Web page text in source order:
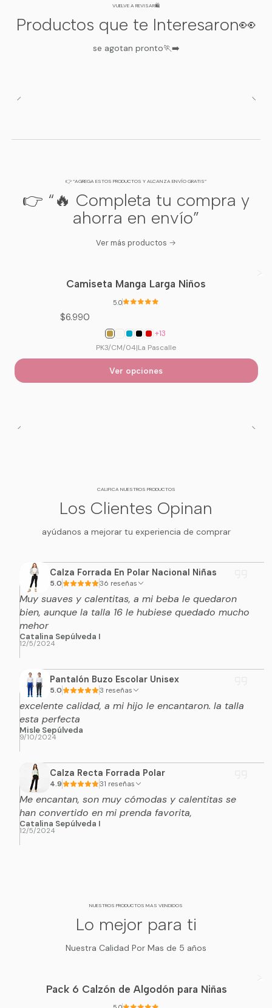
VUELVE A REVISAR🛍️
Productos que te Interesaron👀
se agotan pronto🏃‍➡️
👉 “AGREGA ESTOS PRODUCTOS Y ALCANZA ENVÍO GRATIS”
👉 “🔥 Completa tu compra y
ahorra en envío”
Ver más productos
Camiseta Manga Larga Niños
5.0
$6.990
+13
PK3/CM/04|La Pascalle
Ver opciones
CALIFICA NUESTROS PRODUCTOS
Los Clientes Opinan
ayúdanos a mejorar tu experiencia de comprar
Calza Forrada En Polar Nacional Niñas
5.0 36 reseñas
Muy suaves y calentitas, a mi beba le quedaron
bien, aunque la talla 16 le hubiese quedado mucho
mehor
Catalina Sepúlveda I
12/5/2024
Pantalón Buzo Escolar Unisex
5.0 3 reseñas
excelente calidad, a mi hijo le encantaron. la talla
esta perfecta
Misle Sepúlveda
9/10/2024
Calza Recta Forrada Polar
4.9 31 reseñas
Me encantan, son muy cómodas y calentitas se
han convertido en mi prenda favorita,
Catalina Sepúlveda I
12/5/2024
NUESTROS PRODUCTOS MAS VENDIDOS
Lo mejor para ti
Nuestra Calidad Por Mas de 5 años
Pack 6 Calzón de Algodón para Niñas